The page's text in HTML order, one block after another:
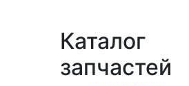
Каталог
запчастей